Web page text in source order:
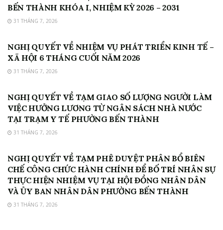
BẾN THÀNH KHÓA I, NHIỆM KỲ 2026 – 2031
31 THÁNG 7, 2026
NGHỊ QUYẾT VỀ NHIỆM VỤ PHÁT TRIỂN KINH TẾ –
XÃ HỘI 6 THÁNG CUỐI NĂM 2026
31 THÁNG 7, 2026
NGHỊ QUYẾT VỀ TẠM GIAO SỐ LƯỢNG NGƯỜI LÀM
VIỆC HƯỞNG LƯƠNG TỪ NGÂN SÁCH NHÀ NƯỚC
TẠI TRẠM Y TẾ PHƯỜNG BẾN THÀNH
31 THÁNG 7, 2026
NGHỊ QUYẾT VỀ TẠM PHÊ DUYỆT PHÂN BỔ BIÊN
CHẾ CÔNG CHỨC HÀNH CHÍNH ĐỂ BỐ TRÍ NHÂN SỰ
THỰC HIỆN NHIỆM VỤ TẠI HỘI ĐỒNG NHÂN DÂN
VÀ ỦY BAN NHÂN DÂN PHƯỜNG BẾN THÀNH
31 THÁNG 7, 2026